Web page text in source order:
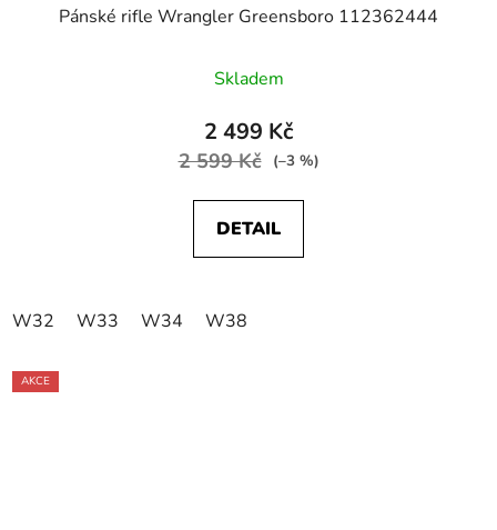
Pánské rifle Wrangler Greensboro 112362444
Skladem
2 499 Kč
2 599 Kč (–3 %)
DETAIL
W32 W33 W34 W38
AKCE